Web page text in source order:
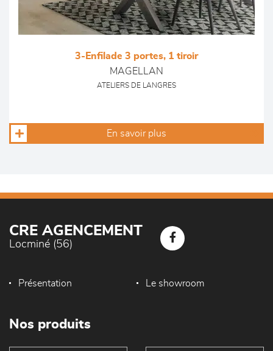
3-Enfilade 3 portes, 1 tiroir
MAGELLAN
ATELIERS DE LANGRES
En savoir plus
CRE AGENCEMENT
Locminé (56)
Présentation Le showroom
Nos produits